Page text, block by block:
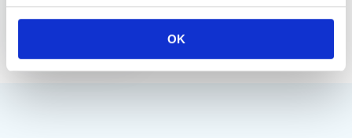
OK
QHP Bareback Pad -
Navy